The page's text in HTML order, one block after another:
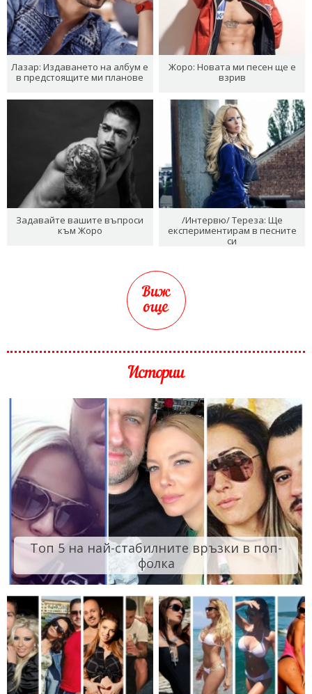
Лазар: Издаването на албум е
в предстоящите ми планове
Жоро: Новата ми песен ще е
взрив
Задавайте вашите въпроси
към Жоро
/Интервю/ Тереза: Ще
експериментирам в песните
си
Виж
още
Истории
Топ 5 на най-стабилните връзки в поп-
фолка